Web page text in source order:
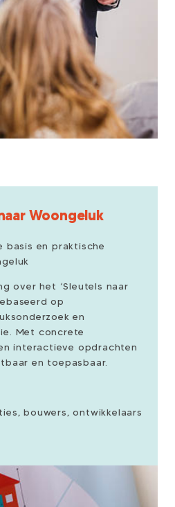
Woongeluk
basis en praktische
over het ‘Sleutels naar
op
en
Met concrete
interactieve opdrachten
en toepasbaar.
bouwers, ontwikkelaars